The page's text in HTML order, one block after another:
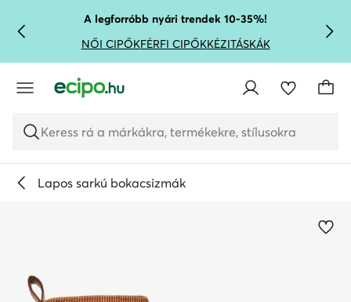
UGRÁS A FŐ TARTALOMRA
UGRÁS A KERESÉSHEZA legforróbb nyári trendek 10-35%!
NŐI CIPŐKFÉRFI CIPŐKKÉZITÁSKÁK
Keress rá a márkákra, termékekre, stílusokra
Lapos sarkú bokacsizmák